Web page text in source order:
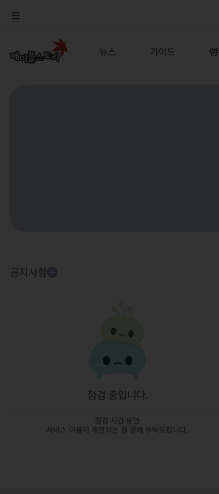
뉴스 가이드
공지사항
점검 중입니다.
점검 시간 동안
서비스 이용이 제한되는 점 양해 부탁드립니다.